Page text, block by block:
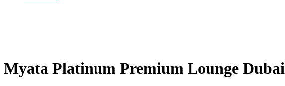
Myata Platinum Premium Lounge Dubai